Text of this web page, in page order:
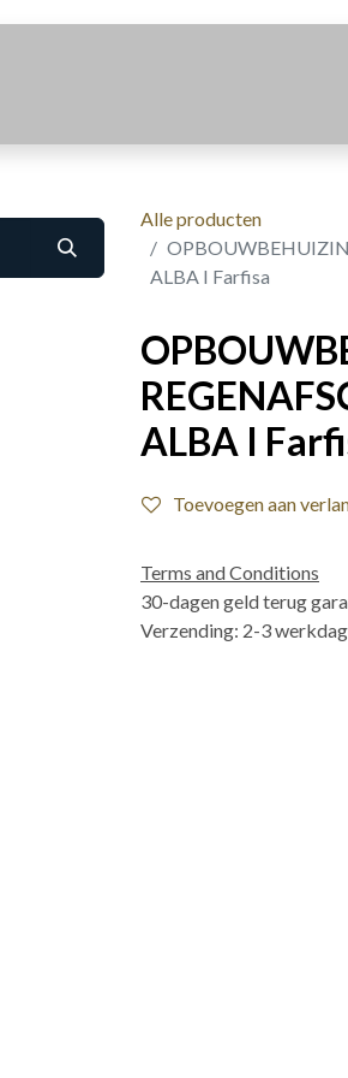
Alle producten
ALBA I Farfisa
ALBA I
Toevoegen aan
Terms and Conditions
30-dagen geld terug
Verzending: 2-3